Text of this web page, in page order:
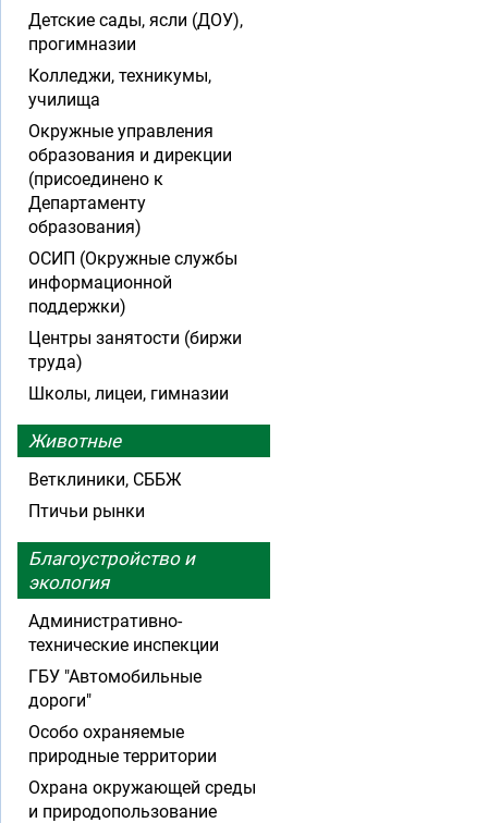
Детские сады, ясли (ДОУ),
прогимназии
Колледжи, техникумы,
училища
Окружные управления
образования и дирекции
(присоединено к
Департаменту
образования)
ОСИП (Окружные службы
информационной
поддержки)
Центры занятости (биржи
труда)
Школы, лицеи, гимназии
Животные
Ветклиники, СББЖ
Птичьи рынки
Благоустройство и
экология
Административно-
технические инспекции
ГБУ "Автомобильные
дороги"
Особо охраняемые
природные территории
Охрана окружающей среды
и природопользование